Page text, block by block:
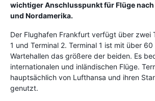
wichtiger Anschlusspunkt für Flüge nach
und Nordamerika.
Der Flughafen Frankfurt verfügt über zwei
1 und Terminal 2. Terminal 1 ist mit über
Wartehallen das größere der beiden. Es
internationalen und inländischen Flüge.
hauptsächlich von Lufthansa und ihren
genutzt.